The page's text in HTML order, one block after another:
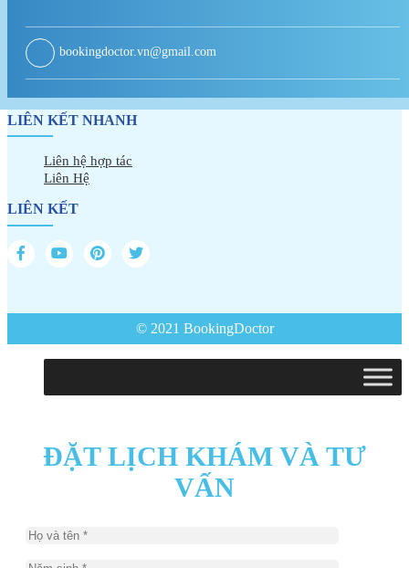
bookingdoctor.vn@gmail.com
LIÊN KẾT NHANH
Liên hệ hợp tác
Liên Hệ
LIÊN KẾT
© 2021 BookingDoctor
ĐẶT LỊCH KHÁM VÀ TƯ
VẤN